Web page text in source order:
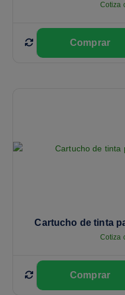
Cotiza
Cartucho de tinta
Cotiza